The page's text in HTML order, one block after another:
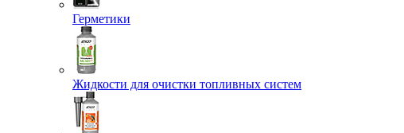
Герметики
Жидкости для очистки топливных систем